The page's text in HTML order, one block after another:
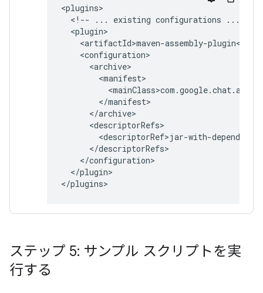
<!--
... existing configurations ...
</plugin>
ステップ 5: サンプル スクリプトを実
行する